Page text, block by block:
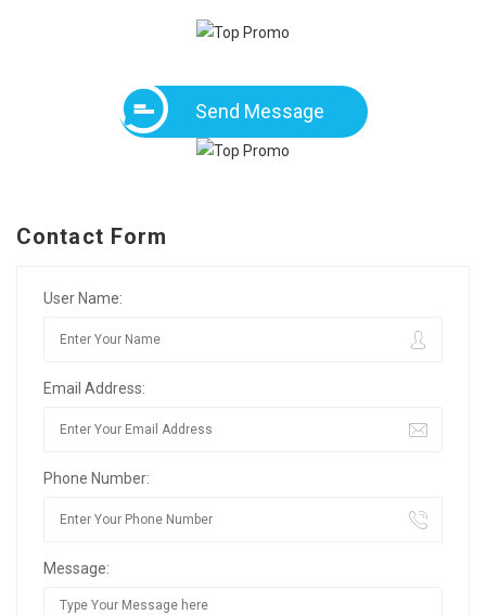
Send Message
Contact Form
User Name:
Email Address:
Phone Number:
Message: